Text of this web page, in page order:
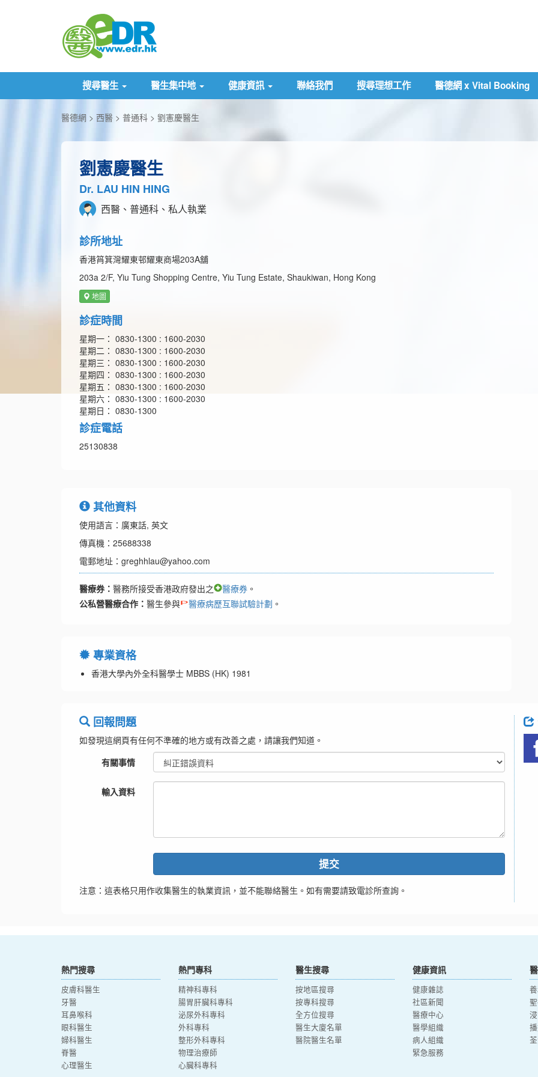
搜尋醫生 醫生集中地 健康資訊 聯絡我們 搜尋理想工作 醫德網 x Vital Booking
醫德網 西醫 普通科 劉憲慶醫生
劉憲慶醫生
Dr. LAU HIN HING
西醫、普通科、私人執業
診所地址
香港筲箕灣耀東邨耀東商場203A舖
203a 2/F, Yiu Tung Shopping Centre, Yiu Tung Estate, Shaukiwan, Hong Kong
地圖
診症時間
星期一： 0830-1300 : 1600-2030
星期二： 0830-1300 : 1600-2030
星期三： 0830-1300 : 1600-2030
星期四： 0830-1300 : 1600-2030
星期五： 0830-1300 : 1600-2030
星期六： 0830-1300 : 1600-2030
星期日： 0830-1300
診症電話
25130838
其他資料
使用語言：廣東話, 英文
傳真機：25688338
電郵地址：greghhlau@yahoo.com
醫療券： 醫務所接受香港政府發出之 醫療券 。
公私營醫療合作： 醫生參與 醫療病歷互聯試驗計劃 。
專業資格
香港大學內外全科醫學士 MBBS (HK) 1981
回報問題
如發現這網頁有任何不準確的地方或有改善之處，請讓我們知道。
有關事情
輸入資料
提交
注意：這表格只用作收集醫生的執業資訊，並不能聯絡醫生。如有需要請致電診所查詢。
熱門搜尋
皮膚科醫生
牙醫
耳鼻喉科
眼科醫生
婦科醫生
脊醫
心理醫生
熱門專科
精神科專科
腸胃肝臟科專科
泌尿外科專科
外科專科
整形外科專科
物理治療師
心臟科專科
醫生搜尋
按地區搜尋
按專科搜尋
全方位搜尋
醫生大廈名單
醫院醫生名單
健康資訊
健康雜誌
社區新聞
醫療中心
醫學組織
病人組織
緊急服務